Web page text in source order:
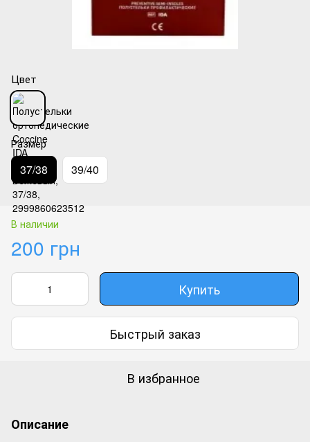
Цвет
Размер
37/38 39/40
В наличии
200 грн
Купить
Быстрый заказ
В избранное
Описание